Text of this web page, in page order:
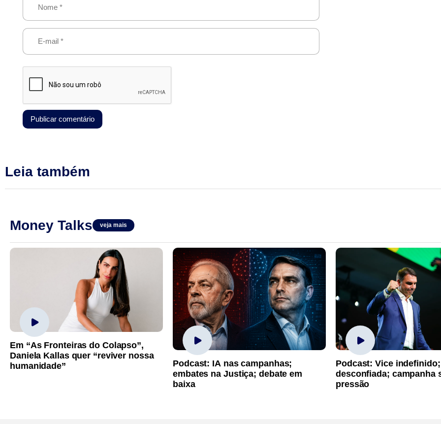
Leia também
Money Talks veja mais
Em “As Fronteiras do Colapso”,
Daniela Kallas quer “reviver nossa
humanidade”
Podcast: IA nas campanhas;
embates na Justiça; debate em
baixa
Podcast: Vice
desconfiada; campanha
pressão